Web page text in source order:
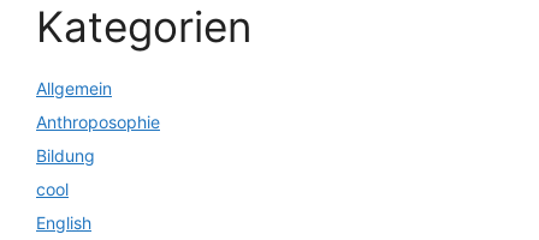
Kategorien
Allgemein
Anthroposophie
Bildung
cool
English